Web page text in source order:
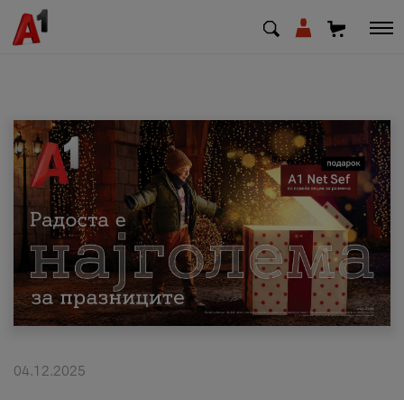
МК EN SQ
Приватни Деловни
Поддршка
Надополни кредит
04.12.2025